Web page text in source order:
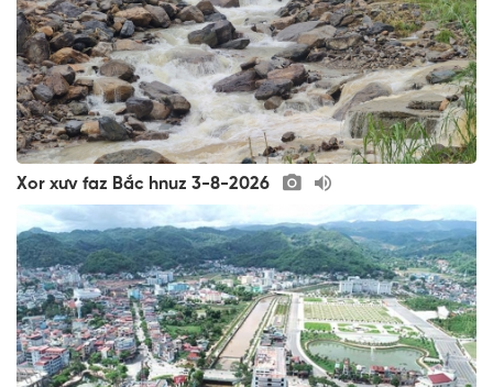
Xor xưv faz Bắc hnuz 3-8-2026